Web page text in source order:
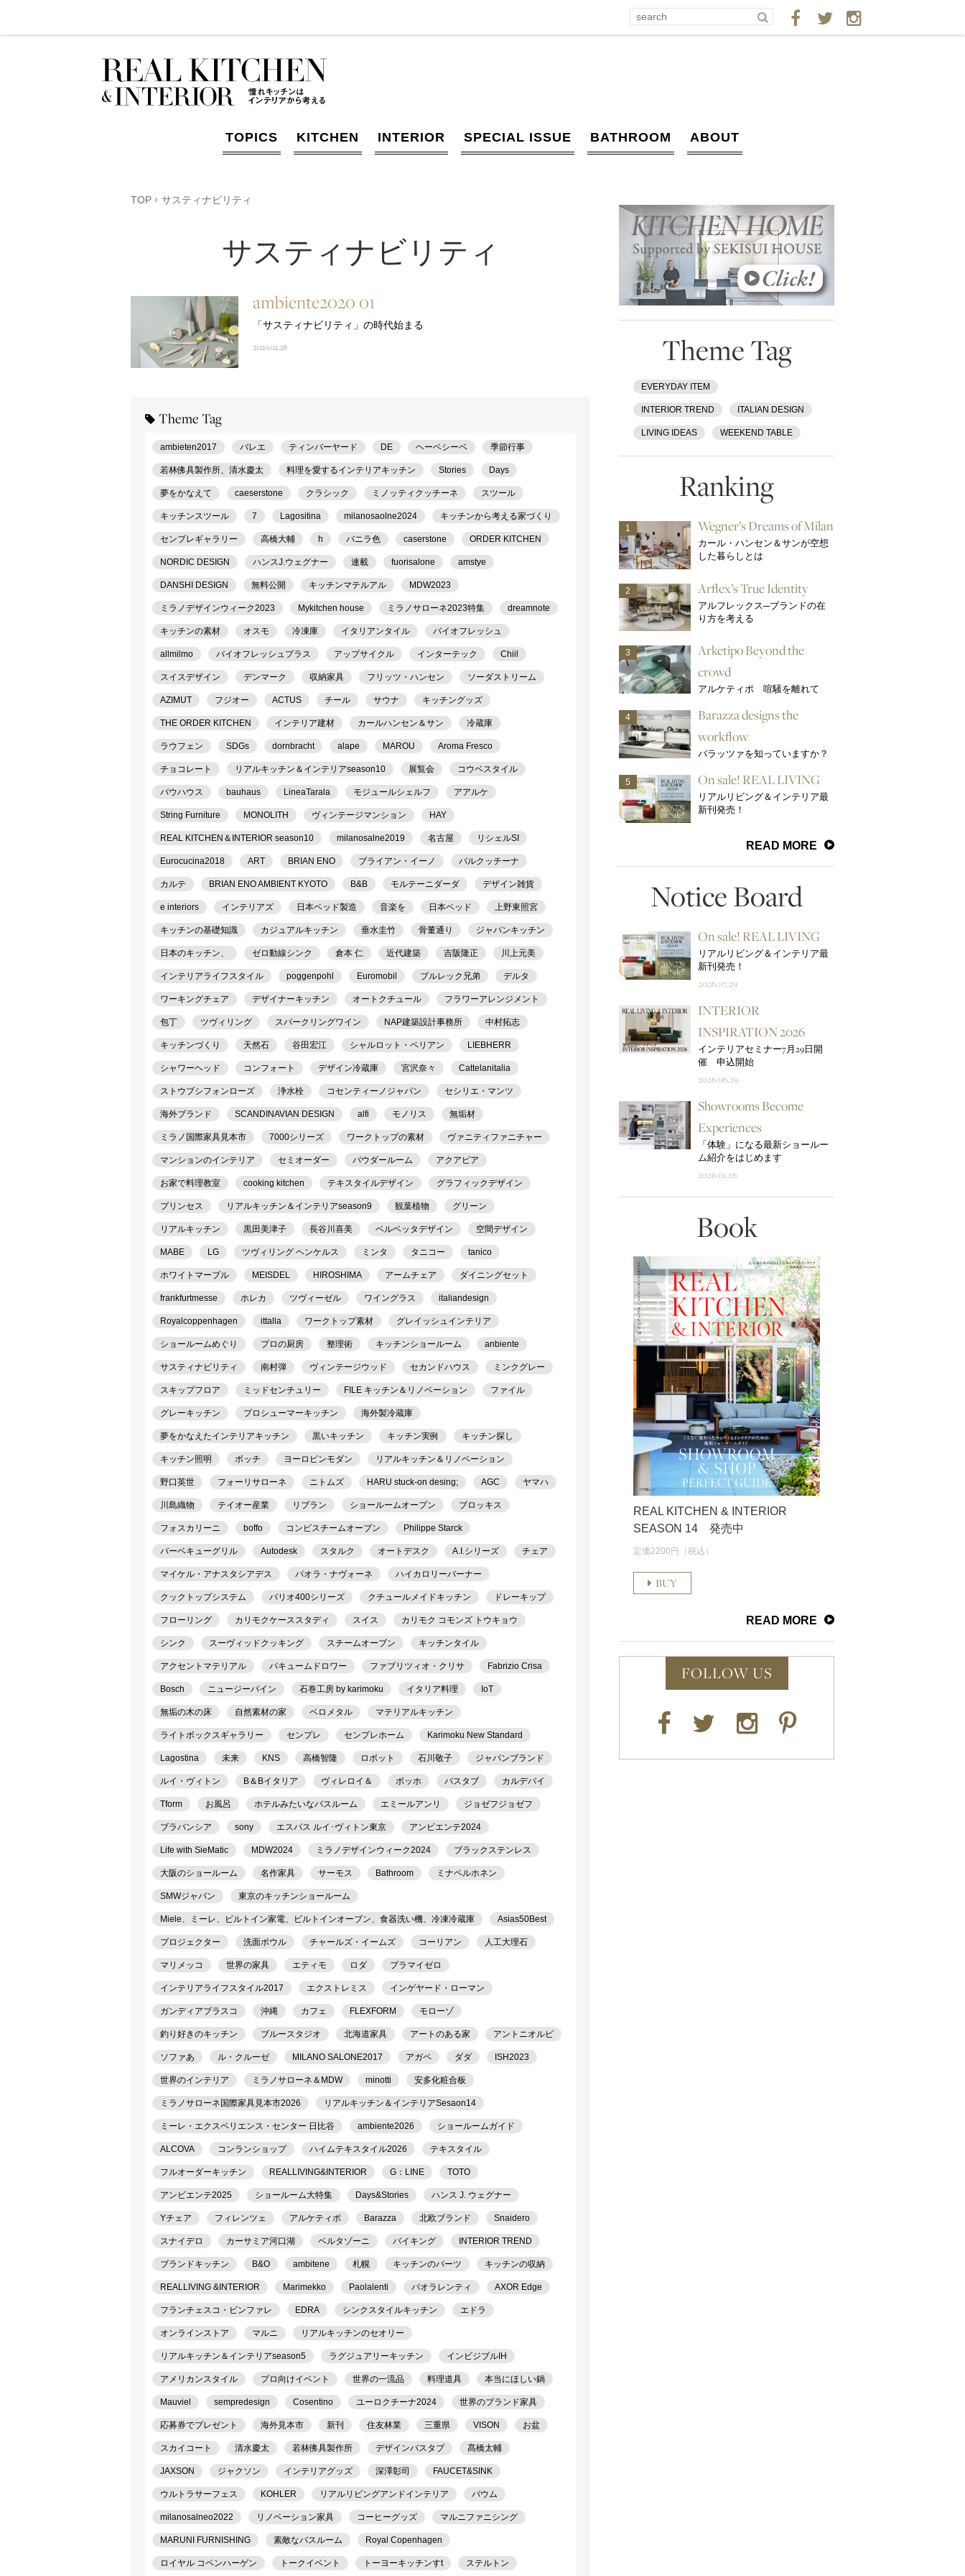
TOPICS KITCHEN INTERIOR SPECIAL ISSUE BATHROOM ABOUT
TOP サスティナビリティ
サスティナビリティ
ambiente2020 01
「サスティナビリティ」の時代始まる
2020.02.28
Theme Tag
ambieten2017 バレエ ティンバーヤード DE ヘーベシーベ 季節行事
若林佛具製作所、清水慶太 料理を愛するインテリアキッチン Stories Days
夢をかなえて caeserstone クラシック ミノッティクッチーネ スツール
キッチンスツール 7 Lagositina milanosaolne2024 キッチンから考える家づくり
センプレギャラリー 高橋大輔 h バニラ色 caserstone ORDER KITCHEN
NORDIC DESIGN ハンスJ.ウェグナー 連載 fuorisalone amstye
DANSHI DESIGN 無料公開 キッチンマテルアル MDW2023
ミラノデザインウィーク2023 Mykitchen house ミラノサローネ2023特集 dreamnote
キッチンの素材 オスモ 冷凍庫 イタリアンタイル バイオフレッシュ
allmilmo バイオフレッシュプラス アップサイクル インターテック Chiil
スイスデザイン デンマーク 収納家具 フリッツ・ハンセン ソーダストリーム
AZIMUT フジオー ACTUS チール サウナ キッチングッズ
THE ORDER KITCHEN インテリア建材 カールハンセン＆サン 冷蔵庫
ラウフェン SDGs dornbracht alape MAROU Aroma Fresco
チョコレート リアルキッチン＆インテリアseason10 展覧会 コウベスタイル
バウハウス bauhaus LineaTarala モジュールシェルフ アアルケ
String Furniture MONOLITH ヴィンテージマンション HAY
REAL KITCHEN＆INTERIOR season10 milanosalne2019 名古屋 リシェルSI
Eurocucina2018 ART BRIAN ENO ブライアン・イーノ バルクッチーナ
カルテ BRIAN ENO AMBIENT KYOTO B&B モルテーニダーダ デザイン雑貨
e interiors インテリアズ 日本ベッド製造 音楽を 日本ベッド 上野東照宮
キッチンの基礎知識 カジュアルキッチン 垂水圭竹 骨董通り ジャパンキッチン
日本のキッチン、 ゼロ動線シンク 倉本 仁 近代建築 吉阪隆正 川上元美
インテリアライフスタイル poggenpohl Euromobil ブルレック兄弟 デルタ
ワーキングチェア デザイナーキッチン オートクチュール フラワーアレンジメント
包丁 ツヴィリング スパークリングワイン NAP建築設計事務所 中村拓志
キッチンづくり 天然石 谷田宏江 シャルロット・ペリアン LIEBHERR
シャワーヘッド コンフォート デザイン冷蔵庫 宮沢奈々 Cattelanitalia
ストウブシフォンローズ 浄水栓 コセンティーノジャパン セシリエ・マンツ
海外ブランド SCANDINAVIAN DESIGN alfi モノリス 無垢材
ミラノ国際家具見本市 7000シリーズ ワークトップの素材 ヴァニティファニチャー
マンションのインテリア セミオーダー パウダールーム アクアピア
お家で料理教室 cooking kitchen テキスタイルデザイン グラフィックデザイン
プリンセス リアルキッチン＆インテリアseason9 観葉植物 グリーン
リアルキッチン 黒田美津子 長谷川喜美 ベルベッタデザイン 空間デザイン
MABE LG ツヴィリング ヘンケルス ミンタ タニコー tanico
ホワイトマーブル MEISDEL HIROSHIMA アームチェア ダイニングセット
frankfurtmesse ホレカ ツヴィーゼル ワイングラス italiandesign
Royalcoppenhagen ittalla ワークトップ素材 グレイッシュインテリア
ショールームめぐり プロの厨房 整理術 キッチンショールーム anbiente
サスティナビリティ 南村弾 ヴィンテージウッド セカンドハウス ミンクグレー
スキップフロア ミッドセンチュリー FILE キッチン＆リノベーション ファイル
グレーキッチン プロシューマーキッチン 海外製冷蔵庫
夢をかなえたインテリアキッチン 黒いキッチン キッチン実例 キッチン探し
キッチン照明 ボッチ ヨーロピンモダン リアルキッチン＆リノベーション
野口英世 フォーリサローネ ニトムズ HARU stuck-on desing; AGC ヤマハ
川島織物 テイオー産業 リブラン ショールームオープン ブロッキス
フォスカリーニ boffo コンビスチームオーブン Philippe Starck
バーベキューグリル Autodesk スタルク オートデスク A.I.シリーズ チェア
マイケル・アナスタシアデス パオラ・ナヴォーネ ハイカロリーバーナー
クックトップシステム バリオ400シリーズ クチュールメイドキッチン ドレーキップ
フローリング カリモクケーススタディ スイス カリモク コモンズ トウキョウ
シンク スーヴィッドクッキング スチームオーブン キッチンタイル
アクセントマテリアル バキュームドロワー ファブリツィオ・クリサ Fabrizio Crisa
Bosch ニュージーパイン 石巻工房 by karimoku イタリア料理 IoT
無垢の木の床 自然素材の家 ベロメタル マテリアルキッチン
ライトボックスギャラリー センプレ センプレホーム Karimoku New Standard
Lagostina 未来 KNS 高橋智隆 ロボット 石川敬子 ジャパンブランド
ルイ・ヴィトン B＆Bイタリア ヴィレロイ＆ ボッホ バスタブ カルデバイ
Tform お風呂 ホテルみたいなバスルーム エミールアンリ ジョゼフジョゼフ
ブラバンシア sony エスパス ルイ･ヴィトン東京 アンビエンテ2024
Life with SieMatic MDW2024 ミラノデザインウィーク2024 ブラックステンレス
大阪のショールーム 名作家具 サーモス Bathroom ミナペルホネン
SMWジャパン 東京のキッチンショールーム
Miele、ミーレ、ビルトイン家電、ビルトインオーブン、食器洗い機、冷凍冷蔵庫 Asias50Best
プロジェクター 洗面ボウル チャールズ・イームズ コーリアン 人工大理石
マリメッコ 世界の家具 エティモ ロダ プラマイゼロ
インテリアライフスタイル2017 エクストレミス インゲヤード・ローマン
ガンディアブラスコ 沖縄 カフェ FLEXFORM モローゾ
釣り好きのキッチン ブルースタジオ 北海道家具 アートのある家 アントニオルピ
ソファあ ル・クルーゼ MILANO SALONE2017 アガペ ダダ ISH2023
世界のインテリア ミラノサローネ＆MDW minotti 安多化粧合板
ミラノサローネ国際家具見本市2026 リアルキッチン＆インテリアSesaon14
ミーレ・エクスペリエンス・センター 日比谷 ambiente2026 ショールームガイド
ALCOVA コンランショップ ハイムテキスタイル2026 テキスタイル
フルオーダーキッチン REALLIVING&INTERIOR G：LINE TOTO
アンビエンテ2025 ショールーム大特集 Days&Stories ハンス J. ウェグナー
Yチェア フィレンツェ アルケティポ Barazza 北欧ブランド Snaidero
スナイデロ カーサミア河口湖 ベルタゾーニ バイキング INTERIOR TREND
ブランドキッチン B&O ambitene 札幌 キッチンのパーツ キッチンの収納
REALLIVING &INTERIOR Marimekko Paolalenti パオラレンティ AXOR Edge
フランチェスコ・ビンファレ EDRA シンクスタイルキッチン エドラ
オンラインストア マルニ リアルキッチンのセオリー
リアルキッチン＆インテリアseason5 ラグジュアリーキッチン インビジブルIH
アメリカンスタイル プロ向けイベント 世界の一流品 料理道具 本当にほしい鍋
Mauviel sempredesign Cosentino ユーロクチーナ2024 世界のブランド家具
応募券でプレゼント 海外見本市 新刊 住友林業 三重県 VISON お盆
スカイコート 清水慶太 若林佛具製作所 デザインバスタブ 髙橋太輔
JAXSON ジャクソン インテリアグッズ 深澤彰司 FAUCET&SINK
ウルトラサーフェス KOHLER リアルリビングアンドインテリア バウム
milanosalneo2022 リノベーション家具 コーヒーグッズ マルニファニシング
MARUNI FURNISHING 素敵なバスルーム Royal Copenhagen
ロイヤル コペンハーゲン トークイベント トーヨーキッチンすt ステルトン
Theme Tag
EVERYDAY ITEM
INTERIOR TREND ITALIAN DESIGN
LIVING IDEAS WEEKEND TABLE
Ranking
1 Wegner’s Dreams of Milan
カール・ハンセン＆サンが空想
した暮らしとは
2 Arflex’s True Identity
アルフレックス─ブランドの在
り方を考える
3
Arketipo Beyond the
crowd
アルケティポ 喧騒を離れて
4
Barazza designs the
workflow
バラッツァを知っていますか？
5 On sale! REAL LIVING
リアルリビング＆インテリア最
新刊発売！
READ MORE
Notice Board
On sale! REAL LIVING
リアルリビング＆インテリア最
新刊発売！
2026.07.29
INTERIOR
INSPIRATION 2026
インテリアセミナー7月29日開
催 申込開始
2026.06.29
Showrooms Become
Experiences
「体験」になる最新ショールー
ム紹介をはじめます
2026.01.26
Book
REAL KITCHEN & INTERIOR
SEASON 14 発売中
定価2200円（税込）
BUY
READ MORE
FOLLOW US